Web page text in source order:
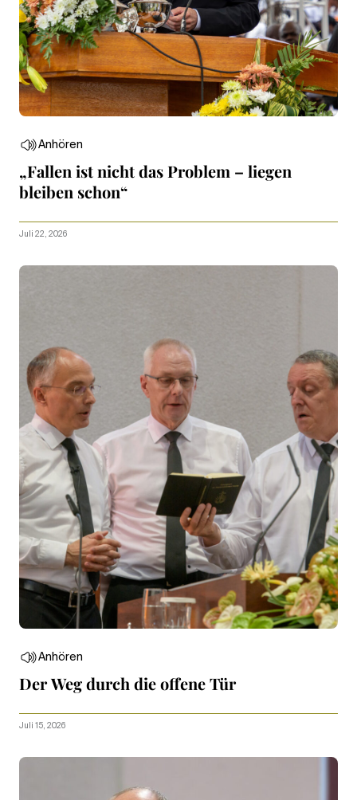
Anhören
„Fallen ist nicht das Problem – liegen
bleiben schon“
Juli 22, 2026
Anhören
Der Weg durch die offene Tür
Juli 15, 2026